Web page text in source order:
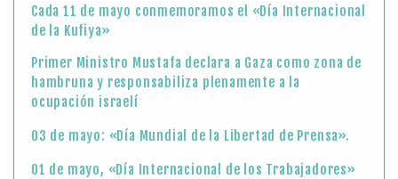
Cada 11 de mayo conmemoramos el «Día Internacional
de la Kufiya»
Primer Ministro Mustafa declara a Gaza como zona de
hambruna y responsabiliza plenamente a la
ocupación israelí
03 de mayo: «Día Mundial de la Libertad de Prensa».
01 de mayo, «Día Internacional de los Trabajadores»